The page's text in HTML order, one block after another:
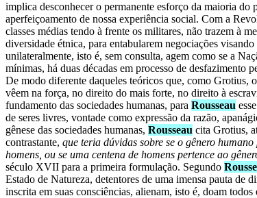
implica desconhecer o permanente esforço da maioria do
aperfeiçoamento de nossa experiência social. Com a
classes médias tendo à frente os militares, não trazem à
diversidade étnica, para entabularem negociações
unilateralmente, isto é, sem consulta, agem como se a
mínimas, há duas décadas em processo de desfazimento
De modo diferente daqueles teóricos que, como Grotius,
vêem na força, no direito do mais forte, no direito à
fundamento das sociedades humanas, para Rousseau
de seres livres, vontade como expressão da razão,
gênese das sociedades humanas, Rousseau cita Grotius,
contrastante, que teria dúvidas sobre se o gênero
homens, ou se uma centena de homens pertence ao
século XVII para a primeira formulação. Segundo
Estado de Natureza, detentores de uma imensa pauta de
inscrita em suas consciências, alienam, isto é, doam todos